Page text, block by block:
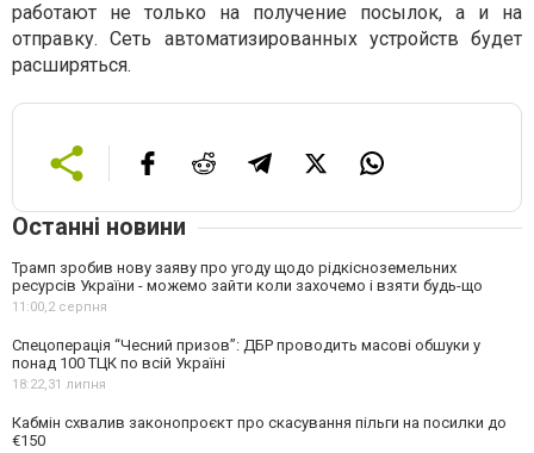
работают не только на получение посылок, а и на
отправку. Сеть автоматизированных устройств будет
расширяться.
Останні новини
Трамп зробив нову заяву про угоду щодо рідкісноземельних
ресурсів України - можемо зайти коли захочемо і взяти будь-що
11:00,2 серпня
Спецоперація “Чесний призов”: ДБР проводить масові обшуки у
понад 100 ТЦК по всій Україні
18:22,31 липня
Кабмін схвалив законопроєкт про скасування пільги на посилки до
€150